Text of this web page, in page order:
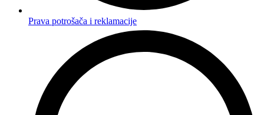
Prava potrošača i reklamacije